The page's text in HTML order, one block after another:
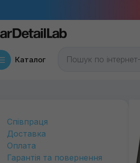
Каталог
Співпраця
Доставка
Оплата
Гарантія та повернення